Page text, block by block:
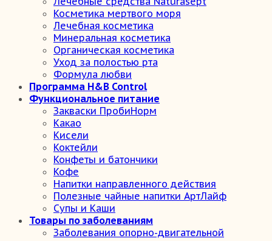
Косметика мертвого моря
Лечебная косметика
Минеральная косметика
Органическая косметика
Уход за полостью рта
Формула любви
Программа H&B Control
Функциональное питание
Закваски ПробиНорм
Какао
Кисели
Коктейли
Конфеты и батончики
Кофе
Напитки направленного действия
Полезные чайные напитки АртЛайф
Супы и Каши
Товары по заболеваниям
Заболевания опорно-двигательной